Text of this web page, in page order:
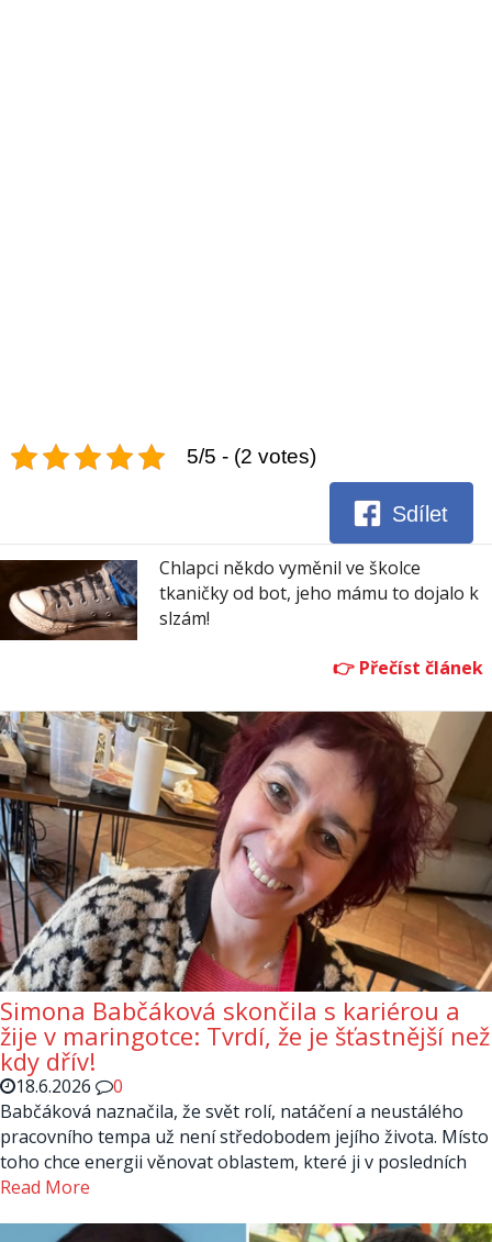
5/5 - (2 votes)
Sdílet
Chlapci někdo vyměnil ve školce
tkaničky od bot, jeho mámu to dojalo k
slzám!
Simona Babčáková skončila s kariérou a
žije v maringotce: Tvrdí, že je šťastnější než
kdy dřív!
18.6.2026
0
Babčáková naznačila, že svět rolí, natáčení a neustálého
pracovního tempa už není středobodem jejího života. Místo
toho chce energii věnovat oblastem, které ji v posledních
Read More